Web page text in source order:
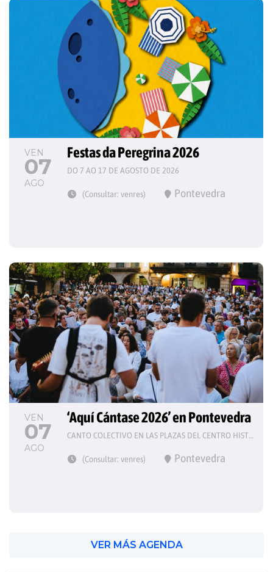
VEN
07
AGO
Festas da Peregrina 2026
DO 7 AO 17 DE AGOSTO DE 2026
(Consultar: venres) Pontevedra
VEN
07
AGO
‘Aquí Cántase 2026’ en Pontevedra
CANTO COLECTIVO EN LAS PLAZAS DEL CENTRO HISTÓRICO
(Consultar: venres) Pontevedra
VER MÁS AGENDA